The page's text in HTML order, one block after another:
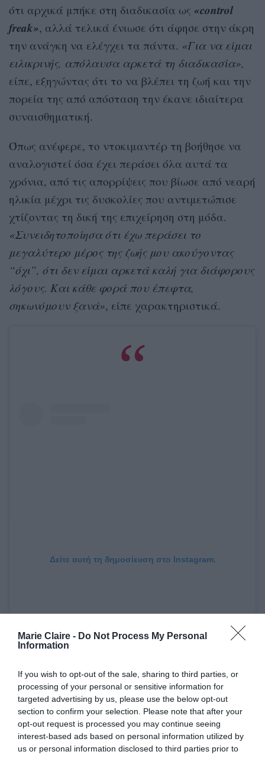
Marie Claire - Do Not Process My Personal
Information
If you wish to opt-out of the sale, sharing to third parties, or
processing of your personal or sensitive information for
targeted advertising by us, please use the below opt-out
section to confirm your selection. Please note that after your
opt-out request is processed you may continue seeing
interest-based ads based on personal information utilized by
us or personal information disclosed to third parties prior to
ότι αρχικά μπήκε στη διαδικασία ως «control
freak», αλλά τελικά ένιωσε ότι άφησε στην άκρη
την ανάγκη να ελέγχει τα πάντα. «Για να είμαι
ειλικρινής, απόλαυσα αρκετά τη διαδικασία»,
είπε, εξηγώντας ότι το να βλέπει τη ζωή και την
πορεία της από απόσταση την έκανε ιδιαίτερα
συναισθηματική.
Όπως ανέφερε, το ντοκιμαντέρ τη βοήθησε να
αναλογιστεί όσα έχει περάσει όλα αυτά τα
χρόνια, από τις απορρίψεις που βίωσε από νεαρή
ηλικία μέχρι τις δυσκολίες που αντιμετώπισε
χτίζοντας τη δική της επιχείρηση στη μόδα.
«Συνειδητοποίησα ότι έχω περάσει το
μεγαλύτερο μέρος της ζωής μου ακούγοντας
“όχι”, ότι δεν είμαι αρκετά καλή για διάφορους
λόγους. Και κάθε φορά που έπεφτα,
σηκωνόμουν ξανά», είπε χαρακτηριστικά.
Δείτε αυτή τη δημοσίευση στο Instagram.
Η δημοσίευση κοινοποιήθηκε από το χρήστη TIME (@time)